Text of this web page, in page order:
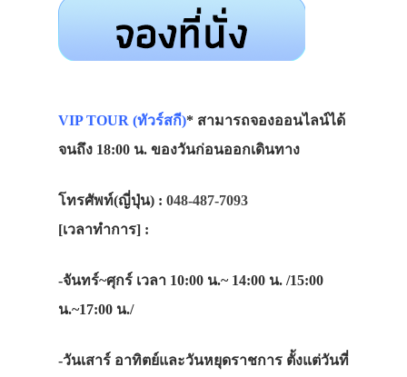
VIP TOUR (ทัวร์สกี)* สามารถจองออนไลน์ได้
จนถึง 18:00 น. ของวันก่อนออกเดินทาง
โทรศัพท์(ญี่ปุ่น) : 048-487-7093
[เวลาทำการ] :
-จันทร์~ศุกร์ เวลา 10:00 น.~ 14:00 น. /15:00
น.~17:00 น./
-วันเสาร์ อาทิตย์และวันหยุดราชการ ตั้งแต่วันที่